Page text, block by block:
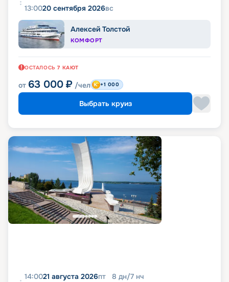
13:0020 сентября 2026вс
Алексей Толстой
КОМФОРТ
ОСТАЛОСЬ 7 КАЮТ
от 63 000 ₽ /чел +1 000
Выбрать круиз
14:0021 августа 2026пт 8 дн/7 нч